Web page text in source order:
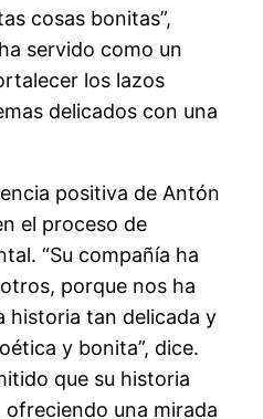
cosas bonitas”,
servido como un
los lazos
delicados con una
positiva de Antón
el proceso de
“Su compañía ha
porque nos ha
historia tan delicada y
y bonita”, dice.
que su historia
una mirada